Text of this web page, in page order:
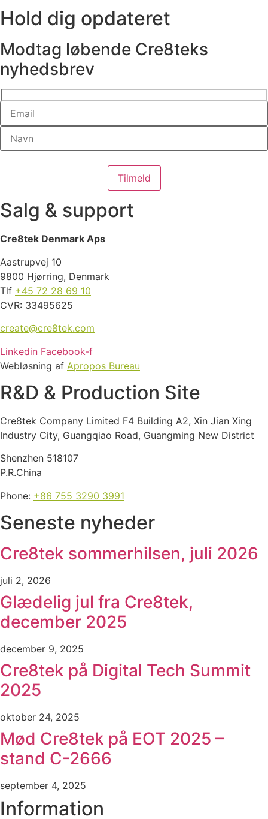
Hold dig opdateret
Modtag løbende Cre8teks
nyhedsbrev
Salg & support
Cre8tek Denmark Aps
Aastrupvej 10
9800 Hjørring, Denmark
Tlf +45 72 28 69 10
CVR: 33495625
create@cre8tek.com
Linkedin Facebook-f
Webløsning af Apropos Bureau
R&D & Production Site
Cre8tek Company Limited F4 Building A2, Xin Jian Xing
Industry City, Guangqiao Road, Guangming New District
Shenzhen 518107
P.R.China
Phone: +86 755 3290 3991
Seneste nyheder
Cre8tek sommerhilsen, juli 2026
juli 2, 2026
Glædelig jul fra Cre8tek,
december 2025
december 9, 2025
Cre8tek på Digital Tech Summit
2025
oktober 24, 2025
Mød Cre8tek på EOT 2025 –
stand C-2666
september 4, 2025
Information